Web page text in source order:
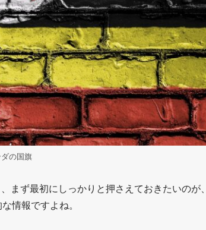
の国旗
まず最初にしっかりと押さえておきたいのが、
情報ですよね。